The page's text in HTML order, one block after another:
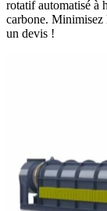
rotatif automatisé à
carbone. Minimisez
un devis !